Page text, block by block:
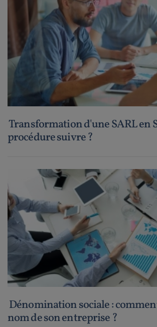
Transformation d'une SARL en
procédure suivre ?
Dénomination sociale :
nom de son entreprise ?